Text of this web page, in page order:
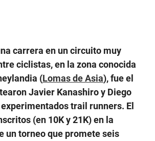
carrera en un circuito muy
ciclistas, en la zona conocida
(Lomas de Asia), fue el
Javier Kanashiro y Diego
trail runners. El
(en 10K y 21K) en la
un torneo que promete seis